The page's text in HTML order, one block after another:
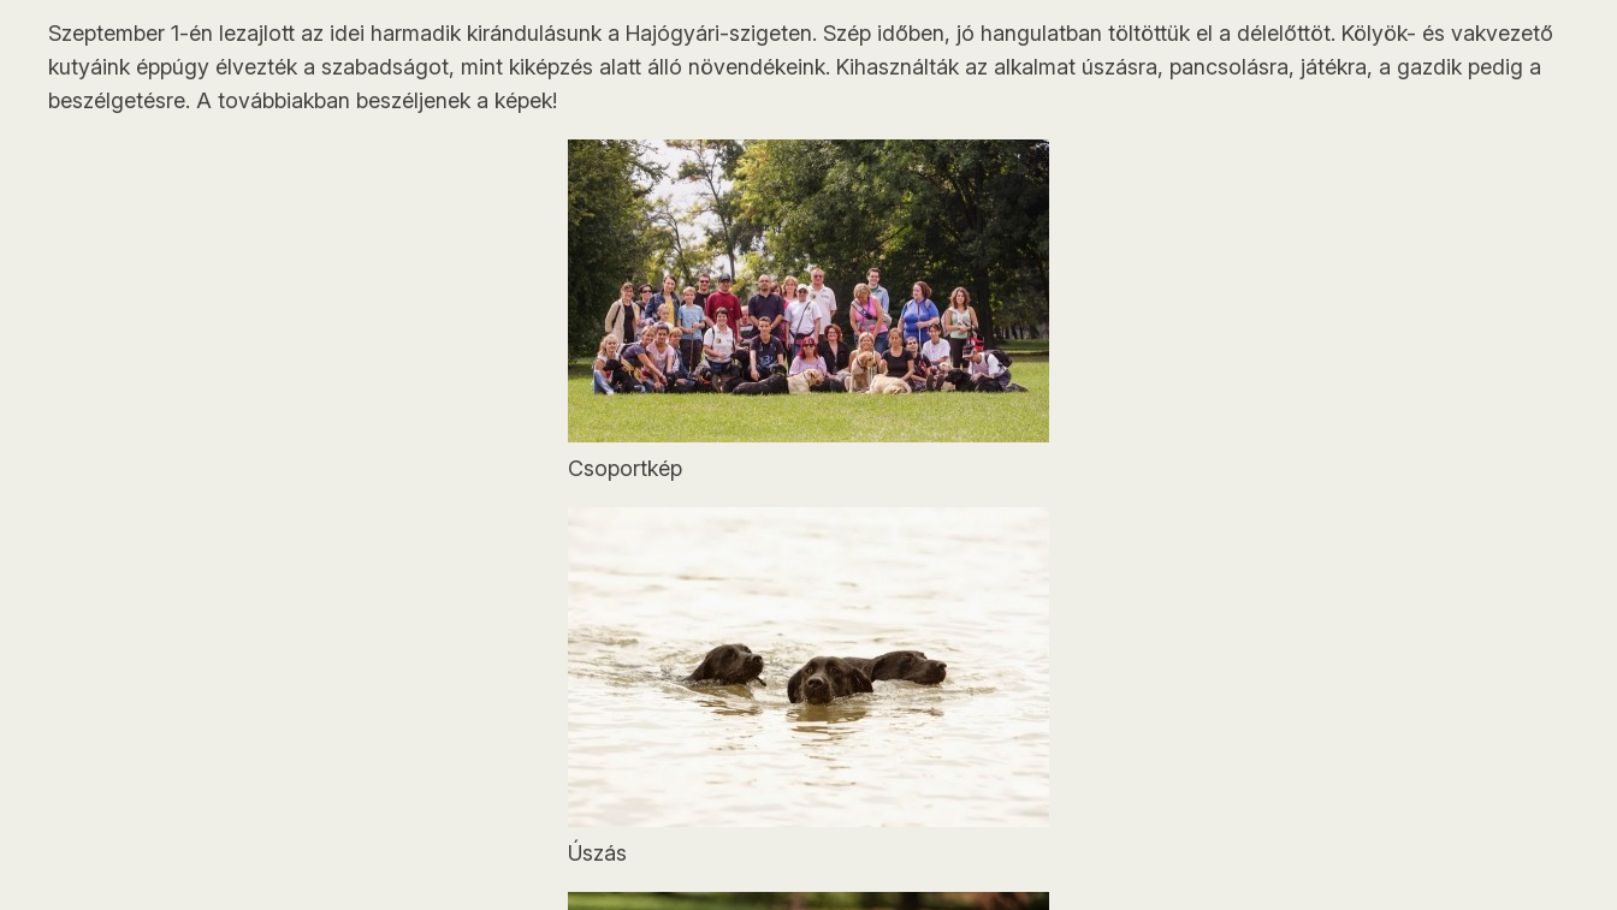
Szeptember 1-én lezajlott az idei harmadik kirándulásunk a Hajógyári-szigeten. Szép időben, jó hangulatban töltöttük el a délelőttöt. Kölyök- és vakvezető
kutyáink éppúgy élvezték a szabadságot, mint kiképzés alatt álló növendékeink. Kihasználták az alkalmat úszásra, pancsolásra, játékra, a gazdik pedig a
beszélgetésre. A továbbiakban beszéljenek a képek!
Csoportkép
Úszás